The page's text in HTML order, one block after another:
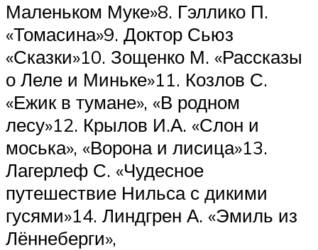
Маленьком Муке»8. Гэллико П.
«Томасина»9. Доктор Сьюз
«Сказки»10. Зощенко М. «Рассказы
о Леле и Миньке»11. Козлов С.
«Ежик в тумане», «В родном
лесу»12. Крылов И.А. «Слон и
моська», «Ворона и лисица»13.
Лагерлеф С. «Чудесное
путешествие Нильса с дикими
гусями»14. Линдгрен А. «Эмиль из
Лённеберги»,